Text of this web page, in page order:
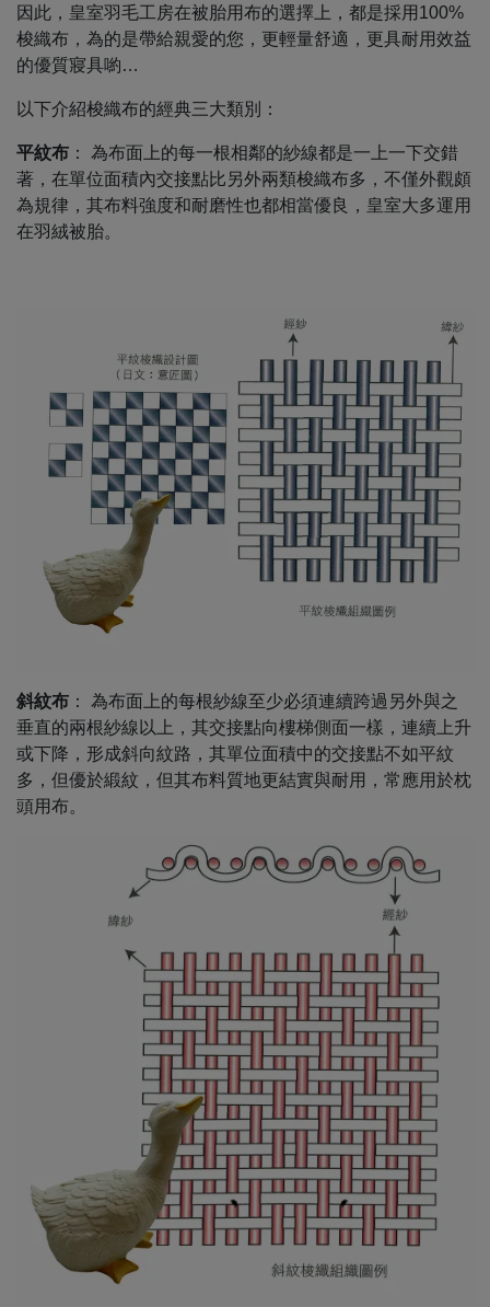
因此，皇室羽毛工房在被胎用布的選擇上，都是採用100%
梭織布，為的是帶給親愛的您，更輕量舒適，更具耐用效益
的優質寢具喲…
以下介紹梭織布的經典三大類別：
平紋布 ： 為布面上的每一根相鄰的紗線都是一上一下交錯
著，在單位面積內交接點比另外兩類梭織布多，不僅外觀頗
為規律，其布料強度和耐磨性也都相當優良，皇室大多運用
在羽絨被胎。
斜紋布 ： 為布面上的每根紗線至少必須連續跨過另外與之
垂直的兩根紗線以上，其交接點向樓梯側面一樣，連續上升
或下降，形成斜向紋路，其單位面積中的交接點不如平紋
多，但優於緞紋，但其布料質地更結實與耐用，常應用於枕
頭用布。